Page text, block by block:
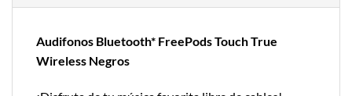
Audifonos Bluetooth* FreePods Touch True
Wireless Negros